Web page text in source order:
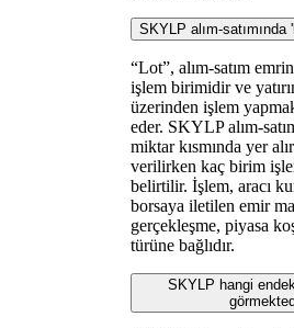
SKYLP alım-satımında
“Lot”, alım-satım
işlem birimidir ve
üzerinden işlem
eder. SKYLP alım-
miktar kısmında yer
verilirken kaç birim
belirtilir. İşlem, aracı
borsaya iletilen emir
gerçekleşme, piyasa
türüne bağlıdır.
SKYLP hangi